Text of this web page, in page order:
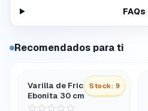
FAQs
Recomendados para ti
Stock: 9
Varilla de Fricción de
Ebonita 30 cm